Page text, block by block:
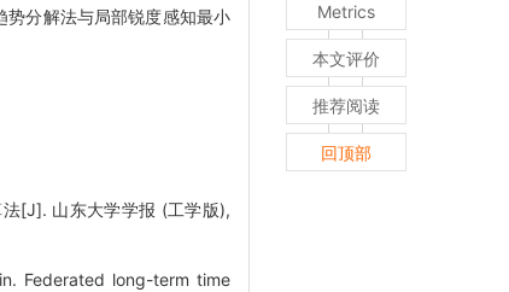
分解法与局部锐度感知最小
[J]. 山东大学学报 (工学版),
Federated long-term time
Metrics
本文评价
推荐阅读
回顶部